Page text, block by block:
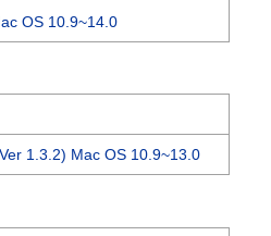
OS 10.9~14.0
1.3.2) Mac OS 10.9~13.0